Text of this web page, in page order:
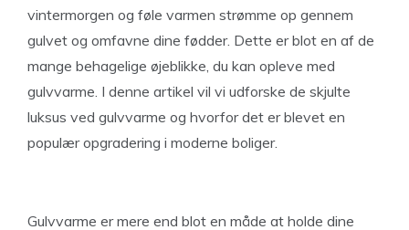
vintermorgen og føle varmen strømme op gennem
gulvet og omfavne dine fødder. Dette er blot en af de
mange behagelige øjeblikke, du kan opleve med
gulvvarme. I denne artikel vil vi udforske de skjulte
luksus ved gulvvarme og hvorfor det er blevet en
populær opgradering i moderne boliger.
Gulvvarme er mere end blot en måde at holde dine